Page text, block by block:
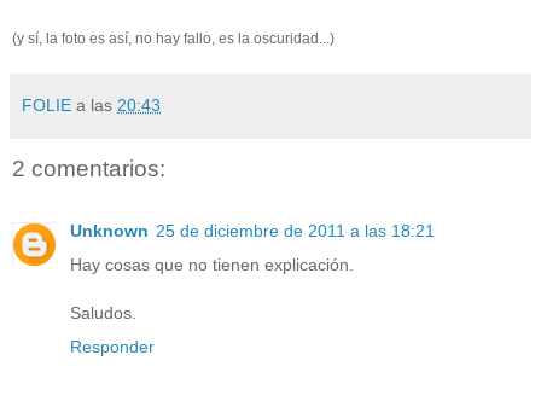
(y sí, la foto es así, no hay fallo, es la oscuridad...)
FOLIE a las 20:43
2 comentarios:
Unknown 25 de diciembre de 2011 a las 18:21
Hay cosas que no tienen explicación.
Saludos.
Responder